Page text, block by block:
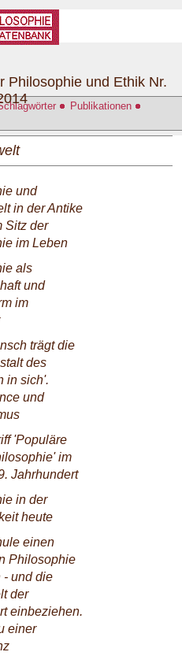
Publikationen
Philosophie und Ethik Nr.
und
in der Antike
Sitz der
im Leben
als
und
im
trägt die
des
in sich'.
und
'Populäre
im
Jahrhundert
in der
heute
einen
Philosophie
- und die
der
einbeziehen.
einer